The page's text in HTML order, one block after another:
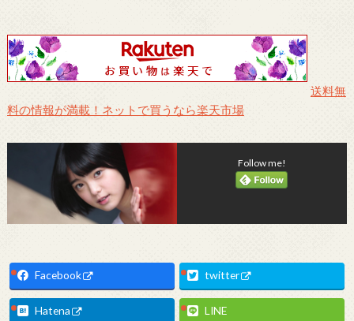
送料無
料の情報が満載！ネットで買うなら楽天市場
Follow me!
Facebook twitter
Hatena LINE